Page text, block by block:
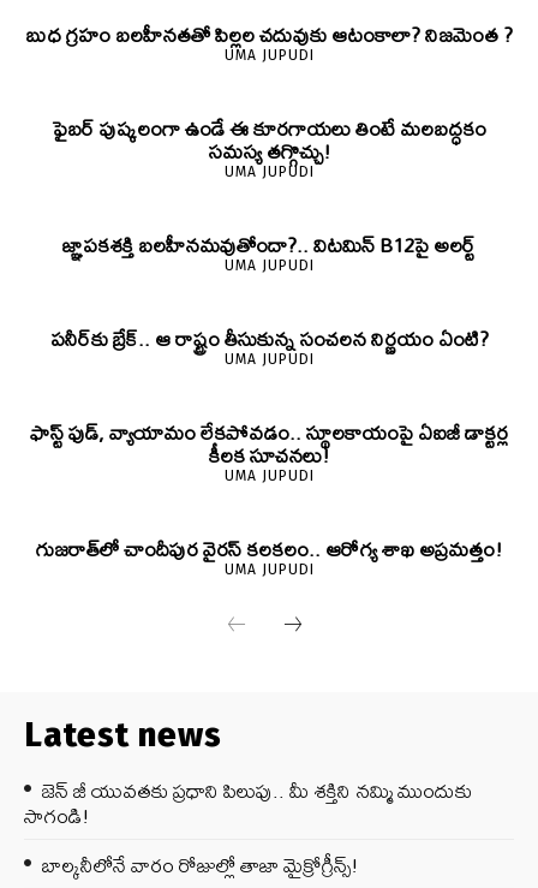
బుధ గ్రహం బలహీనతతో పిల్లల చదువుకు ఆటంకాలా? నిజమెంత ?
UMA JUPUDI
ఫైబర్‌ పుష్కలంగా ఉండే ఈ కూరగాయలు తింటే మలబద్ధకం
సమస్య తగ్గొచ్చు!
UMA JUPUDI
జ్ఞాపకశక్తి బలహీనమవుతోందా?.. విటమిన్ B12పై అలర్ట్
UMA JUPUDI
పనీర్‌కు బ్రేక్.. ఆ రాష్ట్రం తీసుకున్న సంచలన నిర్ణయం ఏంటి?
UMA JUPUDI
ఫాస్ట్ ఫుడ్, వ్యాయామం లేకపోవడం.. స్థూలకాయంపై ఏఐజీ డాక్టర్ల
కీలక సూచనలు!
UMA JUPUDI
గుజరాత్‌లో చాందీపుర వైరస్ కలకలం.. ఆరోగ్య శాఖ అప్రమత్తం!
UMA JUPUDI
Latest news
జెన్‌ జీ యువతకు ప్రధాని పిలుపు.. మీ శక్తిని నమ్మి ముందుకు
సాగండి!
బాల్కనీలోనే వారం రోజుల్లో తాజా మైక్రోగ్రీన్స్‌!